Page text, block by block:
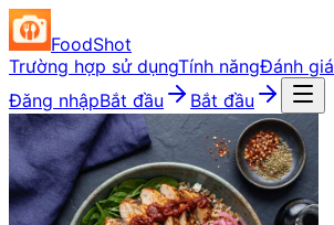
FoodShot
Trường hợp sử dụngTính năngĐánh giá
Đăng nhậpBắt đầu Bắt đầu